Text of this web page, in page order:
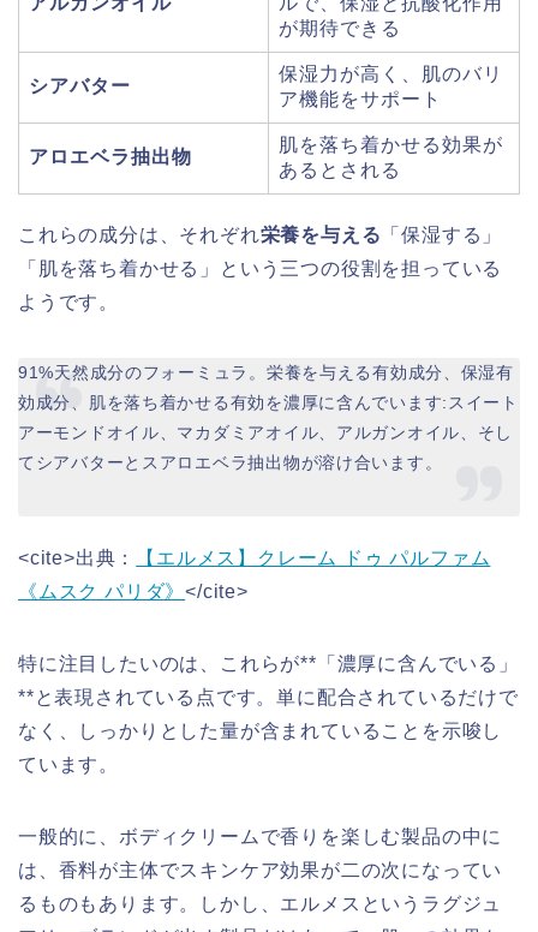
が期待できる
シアバター
保湿力が高く、肌のバリ
ア機能をサポート
アロエベラ抽出物
肌を落ち着かせる効果が
あるとされる
これらの成分は、それぞれ栄養を与える 「保湿する」
「肌を落ち着かせる」という三つの役割を担っている
ようです。
91%天然成分のフォーミュラ。栄養を与える有効成分、保湿有
効成分、肌を落ち着かせる有効を濃厚に含んでいます:スイート
アーモンドオイル、マカダミアオイル、アルガンオイル、そし
てシアバターとスアロエベラ抽出物が溶け合います。
<cite>出典：
【エルメス】クレーム ドゥ パルファム
《ムスク パリダ》</cite>
特に注目したいのは、これらが**「濃厚に含んでいる」
**と表現されている点です。単に配合されているだけで
なく、しっかりとした量が含まれていることを示唆し
ています。
一般的に、ボディクリームで香りを楽しむ製品の中に
は、香料が主体でスキンケア効果が二の次になってい
るものもあります。しかし、エルメスというラグジュ